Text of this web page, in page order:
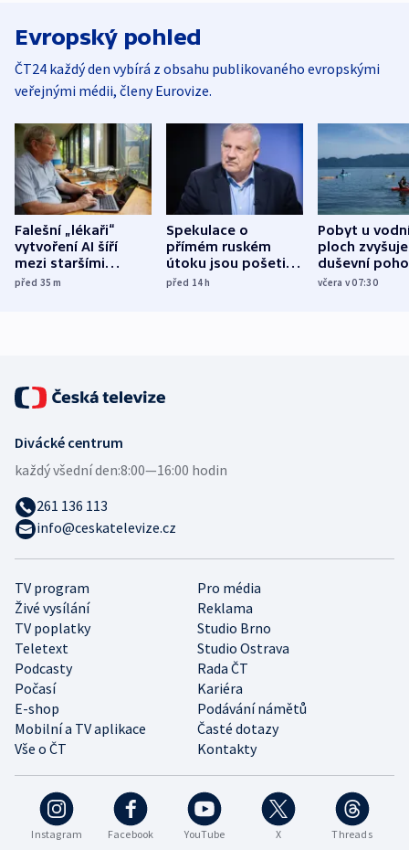
Evropský pohled
ČT24 každý den vybírá z obsahu publikovaného evropskými
veřejnými médii, členy Eurovize.
Falešní „lékaři“
vytvoření AI šíří
mezi staršími
Poláky nebezpečné
před 35m
Spekulace o
přímém ruském
útoku jsou pošetilé,
míní estonský
před 14h
Pobyt u
ploch zvyšuje
duševní
ukázala
včera v 07:30
Instagram Facebook YouTube X Threads
TV program
Pro média
Živé vysílání
Reklama
TV poplatky
Studio Brno
Teletext
Studio Ostrava
Podcasty
Rada ČT
Počasí
Kariéra
E-shop
Podávání námětů
Mobilní a TV aplikace
Časté dotazy
Vše o ČT
Kontakty
Divácké centrum
každý všední den:8:00—16:00 hodin
261 136 113
info@ceskatelevize.cz